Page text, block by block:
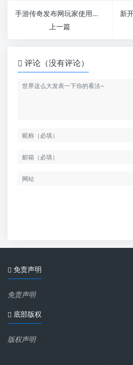
手游传奇发布网玩家使用坐骑的注意
上一篇
评论（没有评论）
免责声明
免责声明
底部版权
版权声明